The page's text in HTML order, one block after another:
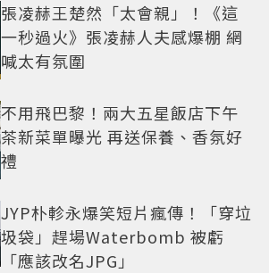
張凌赫王楚然「太會親」！《這
一秒過火》張凌赫人夫感爆棚 網
喊太有氛圍
不用飛巴黎！兩大五星飯店下午
茶新菜單曝光 再送保養、香氛好
禮
JYP朴軫永爆笑短片瘋傳！「穿垃
圾袋」趕場Waterbomb 被虧
「應該改名JPG」